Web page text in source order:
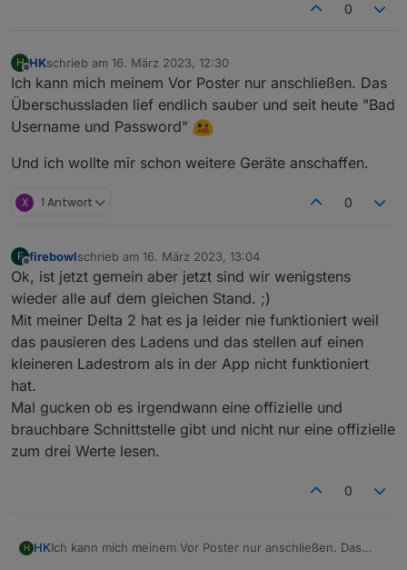
0
H
Offline
HKschrieb am 16. März 2023, 12:30
zuletzt editiert von
Ich kann mich meinem Vor Poster nur anschließen. Das
Überschussladen lief endlich sauber und seit heute "Bad
Username und Password"
Und ich wollte mir schon weitere Geräte anschaffen.
X 1 Antwort 0
F
Offline
firebowlschrieb am 16. März 2023, 13:04
zuletzt editiert von
Ok, ist jetzt gemein aber jetzt sind wir wenigstens
wieder alle auf dem gleichen Stand. ;)
Mit meiner Delta 2 hat es ja leider nie funktioniert weil
das pausieren des Ladens und das stellen auf einen
kleineren Ladestrom als in der App nicht funktioniert
hat.
Mal gucken ob es irgendwann eine offizielle und
brauchbare Schnittstelle gibt und nicht nur eine offizielle
zum drei Werte lesen.
0
H HKIch kann mich meinem Vor Poster nur anschließen. Das